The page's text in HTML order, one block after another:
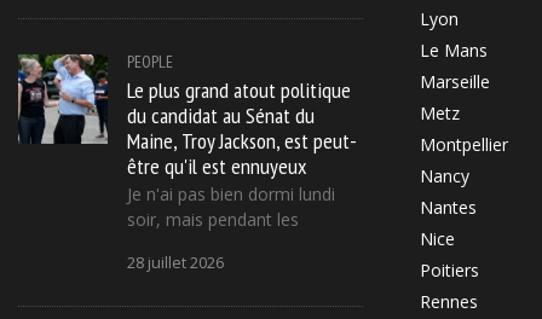
PEOPLE
Le plus grand atout politique
du candidat au Sénat du
Maine, Troy Jackson, est peut-
être qu'il est ennuyeux
Je n'ai pas bien dormi lundi
soir, mais pendant les
28 juillet 2026
Lyon
Le Mans
Marseille
Metz
Montpellier
Nancy
Nantes
Nice
Poitiers
Rennes